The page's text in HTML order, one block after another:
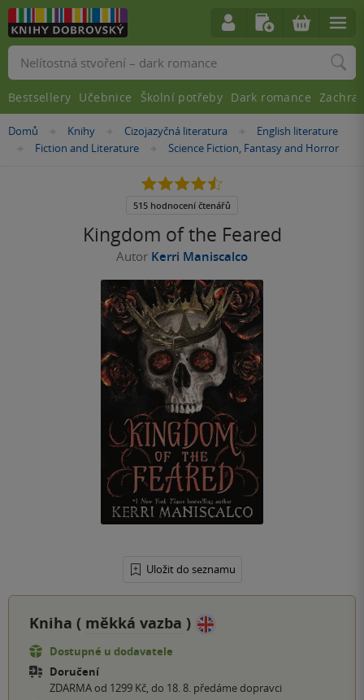
Nacházíte
Domů »Knihy »Cizojazyčná literatura »English literature
»Fiction and Literature »
Science Fiction, Fantasy and Horror
Kingdom of the Feared
Autor Kerri Maniscalco
Uložit do seznamu
4.5
5
515 hodnocení čtenářů
Kniha ( měkká vazba )
Dostupné u dodavatele
Doručení
ZDARMA od 1299 Kč, do 18. 8. předáme dopravci
Vyhledávání
Bestsellery Učebnice Školní potřeby Dark romance